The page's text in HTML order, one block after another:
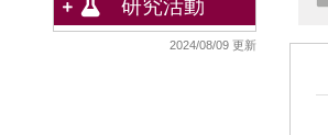
研究活動
2024/08/09 更新